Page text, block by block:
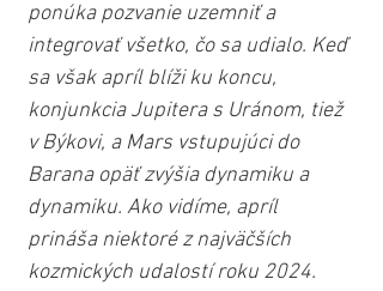
ponúka pozvanie uzemniť a
integrovať všetko, čo sa udialo. Keď
sa však apríl blíži ku koncu,
konjunkcia Jupitera s Uránom, tiež
v Býkovi, a Mars vstupujúci do
Barana opäť zvýšia dynamiku a
dynamiku. Ako vidíme, apríl
prináša niektoré z najväčších
kozmických udalostí roku 2024.